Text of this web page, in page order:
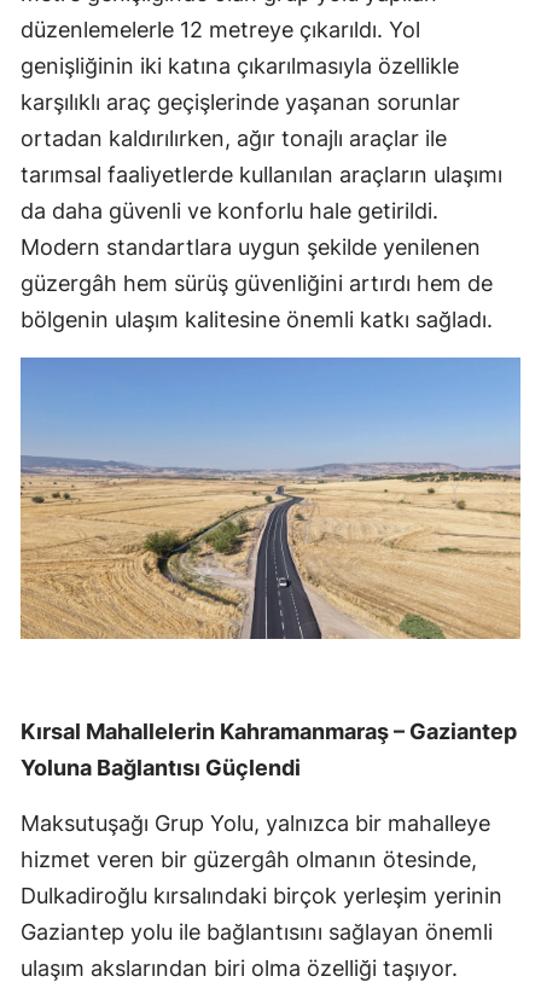
düzenlemelerle 12 metreye çıkarıldı. Yol
genişliğinin iki katına çıkarılmasıyla özellikle
karşılıklı araç geçişlerinde yaşanan sorunlar
ortadan kaldırılırken, ağır tonajlı araçlar ile
tarımsal faaliyetlerde kullanılan araçların ulaşımı
da daha güvenli ve konforlu hale getirildi.
Modern standartlara uygun şekilde yenilenen
güzergâh hem sürüş güvenliğini artırdı hem de
bölgenin ulaşım kalitesine önemli katkı sağladı.
Kırsal Mahallelerin Kahramanmaraş – Gaziantep
Yoluna Bağlantısı Güçlendi
Maksutuşağı Grup Yolu, yalnızca bir mahalleye
hizmet veren bir güzergâh olmanın ötesinde,
Dulkadiroğlu kırsalındaki birçok yerleşim yerinin
Gaziantep yolu ile bağlantısını sağlayan önemli
ulaşım akslarından biri olma özelliği taşıyor.